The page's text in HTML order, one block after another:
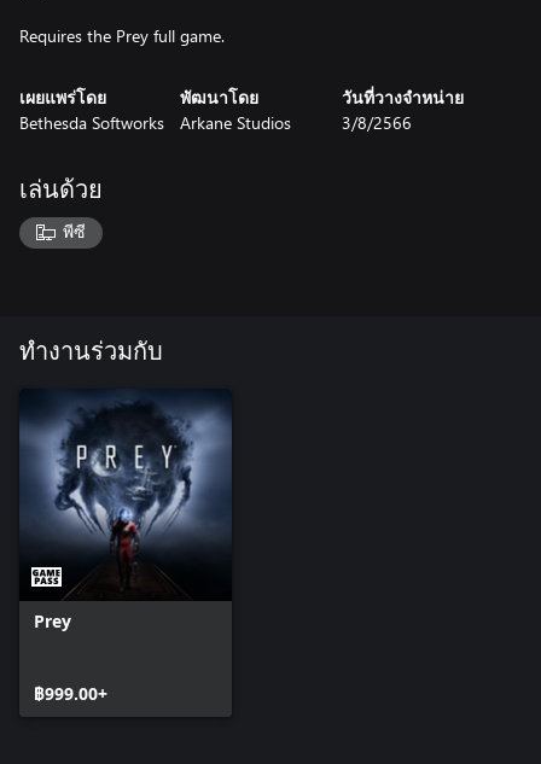
Requires the Prey full game.
เผยแพร่โดย
Bethesda Softworks
พัฒนาโดย
Arkane Studios
วันที่วางจำหน่าย
3/8/2566
เล่นด้วย
พีซี
ทำงานร่วมกับ
Prey
฿999.00+